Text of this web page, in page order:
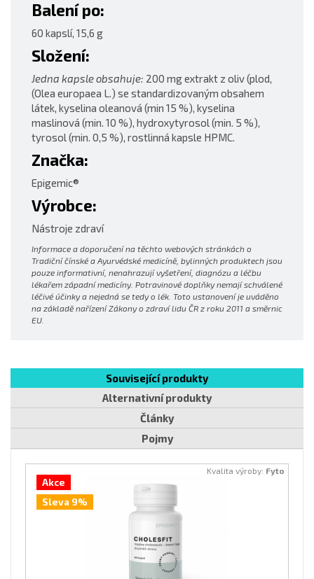
Balení po:
60 kapslí, 15,6 g
Složení:
Jedna kapsle obsahuje: 200 mg extrakt z oliv (plod,
(Olea europaea L.) se standardizovaným obsahem
látek, kyselina oleanová (min 15 %), kyselina
maslinová (min. 10 %), hydroxytyrosol (min. 5 %),
tyrosol (min. 0,5 %), rostlinná kapsle HPMC.
Značka:
Epigemic®
Výrobce:
Nástroje zdraví
Informace a doporučení na těchto webových stránkách o
Tradiční čínské a Ayurvédské medicíně, bylinných produktech jsou
pouze informativní, nenahrazují vyšetření, diagnózu a léčbu
lékařem západní medicíny. Potravinové doplňky nemají schválené
léčivé účinky a nejedná se tedy o lék. Toto ustanovení je uváděno
na základě nařízení Zákony o zdraví lidu ČR z roku 2011 a směrnic
EU.
Související produkty
Alternativní produkty
Články
Pojmy
Kvalita výroby: Fyto
Akce
Sleva 9%